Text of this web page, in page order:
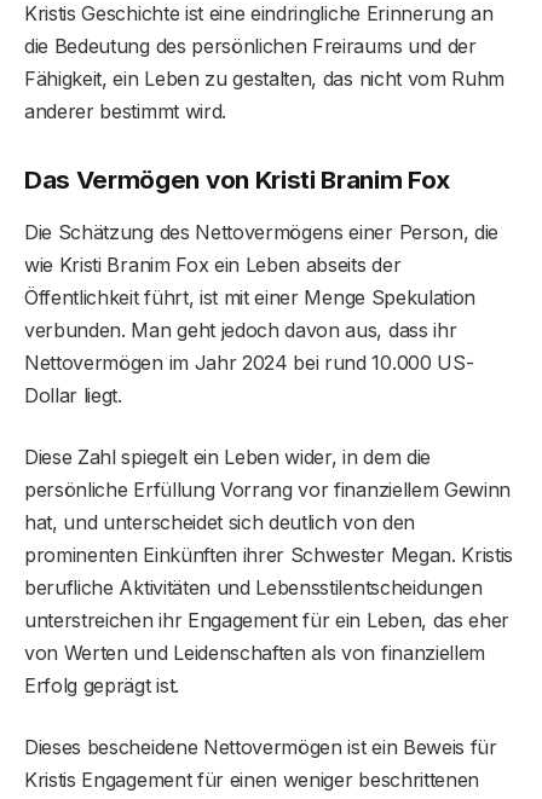
Kristis Geschichte ist eine eindringliche Erinnerung an
die Bedeutung des persönlichen Freiraums und der
Fähigkeit, ein Leben zu gestalten, das nicht vom Ruhm
anderer bestimmt wird.
Das Vermögen von Kristi Branim Fox
Die Schätzung des Nettovermögens einer Person, die
wie Kristi Branim Fox ein Leben abseits der
Öffentlichkeit führt, ist mit einer Menge Spekulation
verbunden. Man geht jedoch davon aus, dass ihr
Nettovermögen im Jahr 2024 bei rund 10.000 US-
Dollar liegt.
Diese Zahl spiegelt ein Leben wider, in dem die
persönliche Erfüllung Vorrang vor finanziellem Gewinn
hat, und unterscheidet sich deutlich von den
prominenten Einkünften ihrer Schwester Megan. Kristis
berufliche Aktivitäten und Lebensstilentscheidungen
unterstreichen ihr Engagement für ein Leben, das eher
von Werten und Leidenschaften als von finanziellem
Erfolg geprägt ist.
Dieses bescheidene Nettovermögen ist ein Beweis für
Kristis Engagement für einen weniger beschrittenen